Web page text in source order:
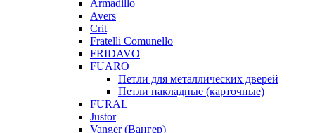
Armadillo
Avers
Crit
Fratelli Comunello
FRIDAVO
FUARO
Петли для металлических дверей
Петли накладные (карточные)
FURAL
Justor
Vanger (Вангер)